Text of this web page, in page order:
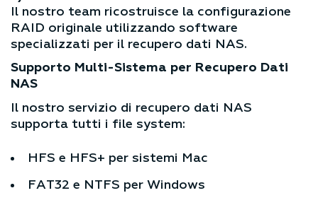
Il nostro team ricostruisce la configurazione
RAID originale utilizzando software
specializzati per il recupero dati NAS.
Supporto Multi-Sistema per Recupero Dati
NAS
Il nostro servizio di recupero dati NAS
supporta tutti i file system:
HFS e HFS+ per sistemi Mac
FAT32 e NTFS per Windows